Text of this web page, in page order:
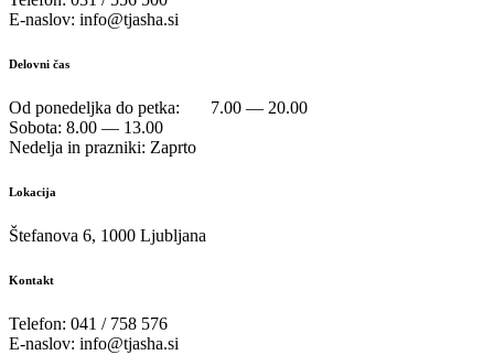
E-naslov: info@tjasha.si
Delovni čas
Od ponedeljka do petka: 7.00 — 20.00
Sobota: 8.00 — 13.00
Nedelja in prazniki: Zaprto
Lokacija
Štefanova 6, 1000 Ljubljana
Kontakt
Telefon: 041 / 758 576
E-naslov: info@tjasha.si